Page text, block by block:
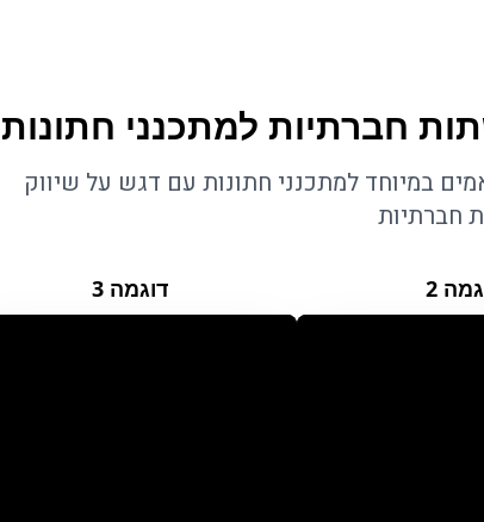
חברתיות למתכנני חתונות
במיוחד למתכנני חתונות עם דגש על שיווק
חברתיות
2 דוגמה 3